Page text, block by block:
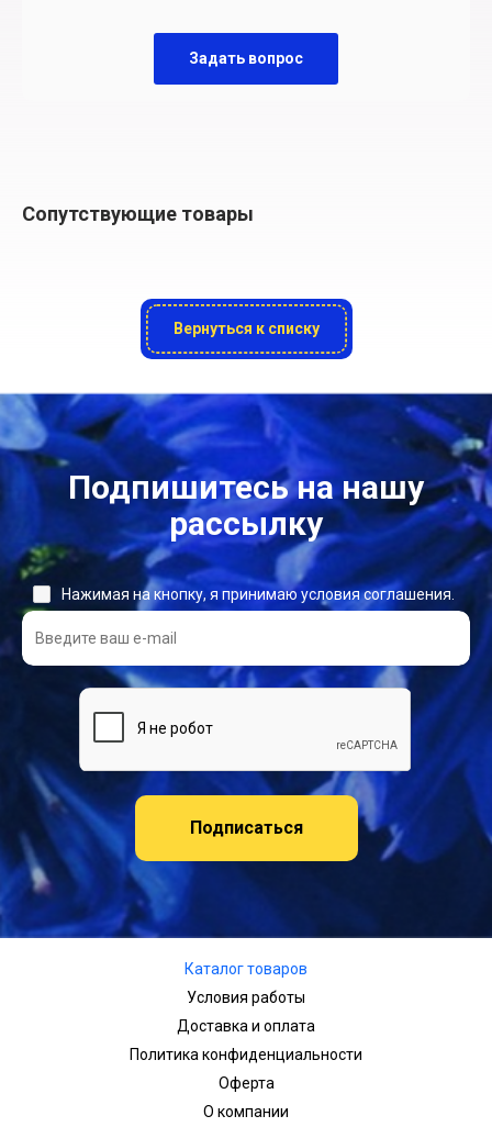
Задать вопрос
Сопутствующие товары
Вернуться к списку
Подпишитесь на нашу
рассылку
Подписаться
Нажимая на кнопку, я принимаю условия соглашения.
Каталог товаров
Условия работы
Доставка и оплата
Политика конфиденциальности
Оферта
О компании